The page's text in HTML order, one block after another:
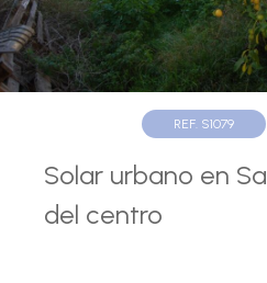
REF. S1079
Solar urbano en
del centro